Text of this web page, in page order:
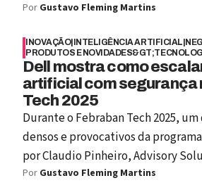
agentes de inteligência artificial.
ambiente regulatório brasileiro, a
sistemas de folha de pagamento e
modelos de linguagem capazes
dados internos e regras
de sistemas legados. Desde seu
plataforma já processou mais de
pagamentos e eliminou o
úteis de trabalho manual.
Por Gustavo Fleming Martins
INOVAÇÃO| INTELIGÊNCIA ARTIFICIAL
PRODUTOS E
Dell mostra como
artificial com segurança
Tech 2025
Durante o Febraban Tech 2025,
densos e provocativos da
por Claudio Pinheiro, Advisory
Dell Technologies, que apresentou
Por Gustavo Fleming Martins